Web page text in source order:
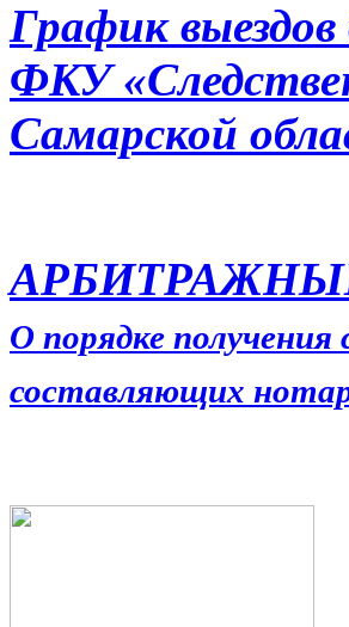
График
ФКУ
Самарской
О порядке получения
составляющих